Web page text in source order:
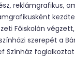
reklámgrafikus,
Főiskolán
szerepét a
Színház